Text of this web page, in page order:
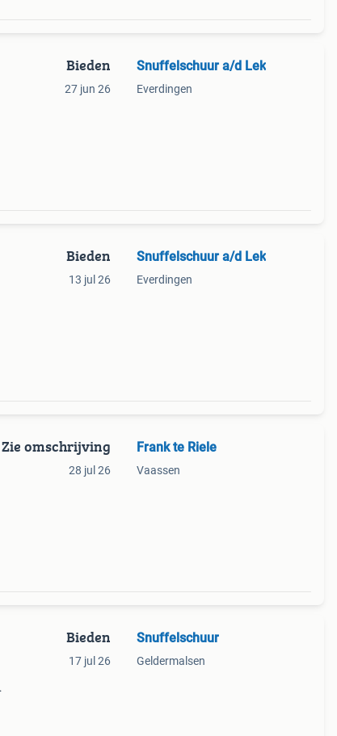
Bieden
27 jun 26
Snuffelschuur a/d Lek
Everdingen
Bieden
13 jul 26
Snuffelschuur a/d Lek
Everdingen
Zie omschrijving
28 jul 26
Frank te Riele
Vaassen
Bieden
17 jul 26
Snuffelschuur
Geldermalsen